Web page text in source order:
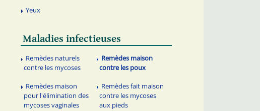
Yeux
Maladies infectieuses
Remèdes naturels
contre les mycoses
Remèdes maison
contre les poux
Remèdes maison
pour l'élimination des
mycoses vaginales
Remèdes fait maison
contre les mycoses
aux pieds